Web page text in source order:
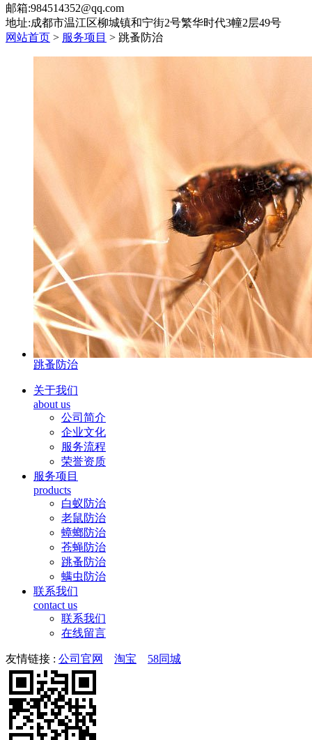
邮箱:984514352@qq.com
地址:成都市温江区柳城镇和宁街2号繁华时代3幢2层49号
网站首页 > 服务项目 > 跳蚤防治
跳蚤防治
关于我们
about us
公司简介
企业文化
服务流程
荣誉资质
服务项目
products
白蚁防治
老鼠防治
蟑螂防治
苍蝇防治
跳蚤防治
螨虫防治
联系我们
contact us
联系我们
在线留言
友情链接 : 公司官网 淘宝 58同城